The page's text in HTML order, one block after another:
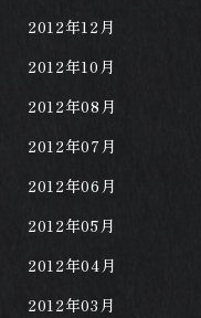
2012年12月
2012年10月
2012年08月
2012年07月
2012年06月
2012年05月
2012年04月
2012年03月